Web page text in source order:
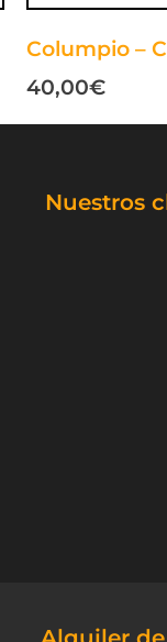
Columpio –
40,00€
Nuestros